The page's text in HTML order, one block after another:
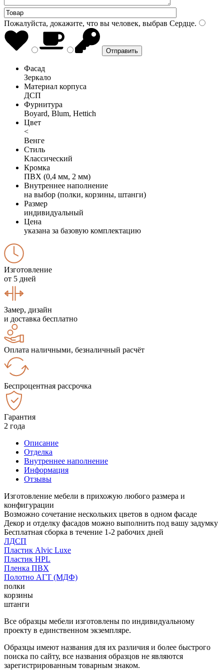
Пожалуйста, докажите, что вы человек, выбрав Сердце.
Фасад
Зеркало
Материал корпуса
ДСП
Фурнитура
Boyard, Blum, Hettich
Цвет
<
Венге
Стиль
Классический
Кромка
ПВХ (0,4 мм, 2 мм)
Внутреннее наполнение
на выбор (полки, корзины, штанги)
Размер
индивидуальный
Цена
указана за базовую комплектацию
Изготовление
от 5 дней
Замер, дизайн
и доставка бесплатно
Оплата наличными, безналичный расчёт
Беспроцентная рассрочка
Гарантия
2 года
Описание
Отделка
Внутреннее наполнение
Информация
Отзывы
Изготовление мебели в прихожую любого размера и
конфигурации
Возможно сочетание нескольких цветов в одном фасаде
Декор и отделку фасадов можно выполнить под вашу задумку
Бесплатная сборка в течение 1-2 рабочих дней
ЛДСП
Пластик Alvic Luxe
Пластик HPL
Пленка ПВХ
Полотно АГТ (МДФ)
полки
корзины
штанги
Все образцы мебели изготовлены по индивидуальному
проекту в единственном экземпляре.
Образцы имеют названия для их различия и более быстрого
поиска по сайту, все названия образцов не являются
зарегистрированным товарным знаком.